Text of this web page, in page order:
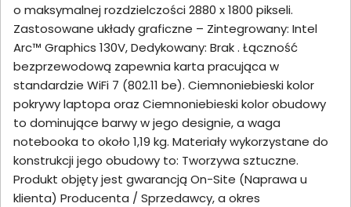
o maksymalnej rozdzielczości 2880 x 1800 pikseli.
Zastosowane układy graficzne – Zintegrowany: Intel
Arc™ Graphics 130V, Dedykowany: Brak . Łączność
bezprzewodową zapewnia karta pracująca w
standardzie WiFi 7 (802.11 be). Ciemnoniebieski kolor
pokrywy laptopa oraz Ciemnoniebieski kolor obudowy
to dominujące barwy w jego designie, a waga
notebooka to około 1,19 kg. Materiały wykorzystane do
konstrukcji jego obudowy to: Tworzywa sztuczne.
Produkt objęty jest gwarancją On-Site (Naprawa u
klienta) Producenta / Sprzedawcy, a okres